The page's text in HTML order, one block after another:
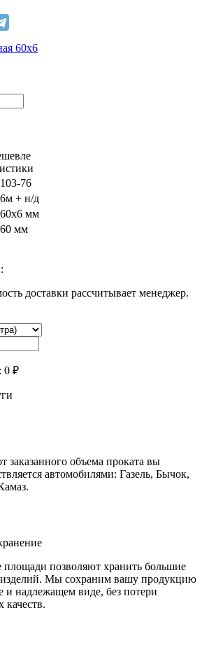
103-76
6м + н/д
60х6 мм
60 мм
доставки рассчитывает менеджер.
: 0 ₽
заказанного объема проката вы
автомобилями: Газель, Бычок,
позволяют хранить большие
Мы сохраним вашу продукцию
и надлежащем виде, без потери
качеств.